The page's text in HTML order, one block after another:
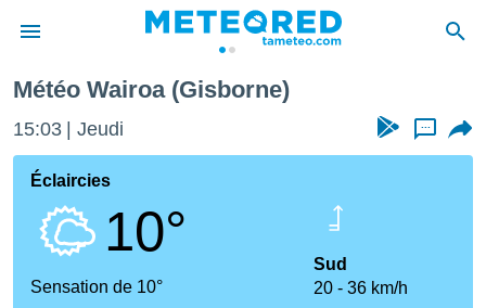
de
Météo Wairoa (Gisborne)
15:03 Jeudi ...
Éclaircies
10°
Sensation de 10°
Sud
20
36 km/h